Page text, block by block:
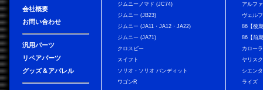
会社概要
お問い合わせ
汎用パーツ
リペアパーツ
グッズ＆アパレル
ジムニーノマド (JC74)
ジムニー (JB23)
ジムニー (JA11・JA12・JA22)
ジムニー (JA71)
クロスビー
スイフト
ソリオ・ソリオ バンディット
ワゴンR
アルフ
ヴェル
86【後
86【前
カロー
ヤリス
シエンタ
ライズ